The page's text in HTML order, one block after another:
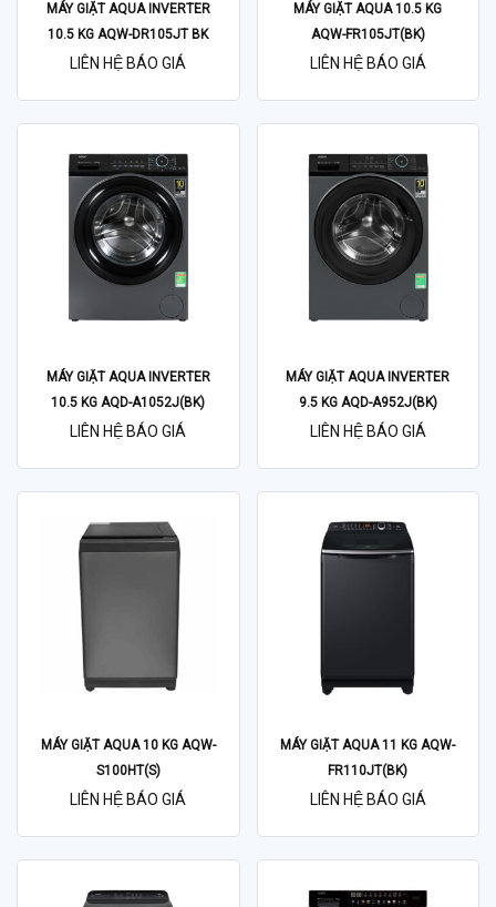
MÁY GIẶT AQUA INVERTER
10.5 KG AQW-DR105JT BK
LIÊN HỆ BÁO GIÁ
MÁY GIẶT AQUA 10.5 KG
AQW-FR105JT(BK)
LIÊN HỆ BÁO GIÁ
MÁY GIẶT AQUA INVERTER
10.5 KG AQD-A1052J(BK)
LIÊN HỆ BÁO GIÁ
MÁY GIẶT AQUA INVERTER
9.5 KG AQD-A952J(BK)
LIÊN HỆ BÁO GIÁ
MÁY GIẶT AQUA 10 KG AQW-
S100HT(S)
LIÊN HỆ BÁO GIÁ
MÁY GIẶT AQUA 11 KG AQW-
FR110JT(BK)
LIÊN HỆ BÁO GIÁ